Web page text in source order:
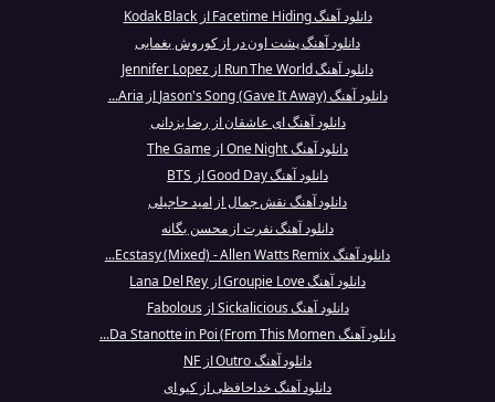
دانلود آهنگ Facetime Hiding از Kodak Black
دانلود آهنگ پشت اون در از کوروش یغمایی
دانلود آهنگ Run The World از Jennifer Lopez
دانلود آهنگ Jason's Song (Gave It Away) از Aria...
دانلود آهنگ ای عاشقان از رضا یزدانی
دانلود آهنگ One Night از The Game
دانلود آهنگ Good Day از BTS
دانلود آهنگ نقش جمال از امید حاجیلی
دانلود آهنگ نفرت از محسن یگانه
دانلود آهنگ Ecstasy (Mixed) - Allen Watts Remix...
دانلود آهنگ Groupie Love از Lana Del Rey
دانلود آهنگ Sickalicious از Fabolous
دانلود آهنگ Da Stanotte in Poi (From This Momen...
دانلود آهنگ Outro از NF
دانلود آهنگ خداحافظی از کیو ای